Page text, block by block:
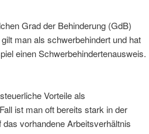
Grad der Behinderung (GdB)
man als schwerbehindert und hat
einen Schwerbehindertenausweis.
Vorteile als
ist man oft bereits stark in der
vorhandene Arbeitsverhältnis